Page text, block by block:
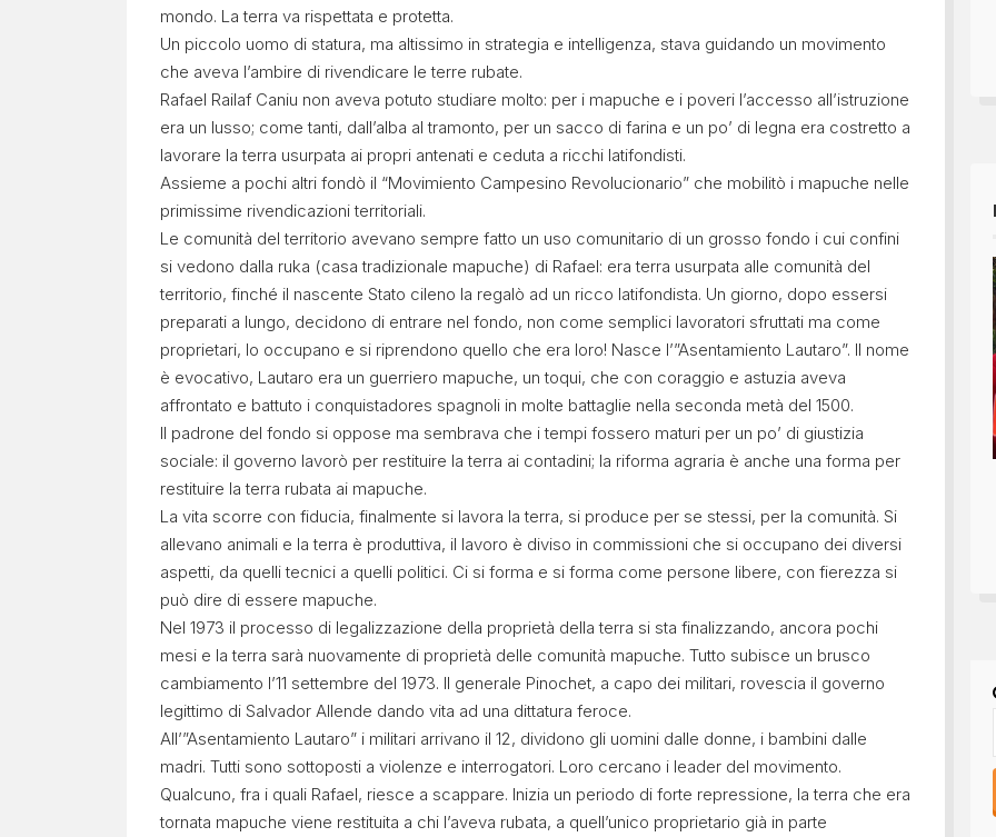
mondo. La terra va rispettata e protetta.
Un piccolo uomo di statura, ma altissimo in strategia e intelligenza, stava guidando un movimento
che aveva l’ambire di rivendicare le terre rubate.
Rafael Railaf Caniu non aveva potuto studiare molto: per i mapuche e i poveri l’accesso all’istruzione
era un lusso; come tanti, dall’alba al tramonto, per un sacco di farina e un po’ di legna era costretto a
lavorare la terra usurpata ai propri antenati e ceduta a ricchi latifondisti.
Assieme a pochi altri fondò il “Movimiento Campesino Revolucionario” che mobilitò i mapuche nelle
primissime rivendicazioni territoriali.
Le comunità del territorio avevano sempre fatto un uso comunitario di un grosso fondo i cui confini
si vedono dalla ruka (casa tradizionale mapuche) di Rafael: era terra usurpata alle comunità del
territorio, finché il nascente Stato cileno la regalò ad un ricco latifondista. Un giorno, dopo essersi
preparati a lungo, decidono di entrare nel fondo, non come semplici lavoratori sfruttati ma come
proprietari, lo occupano e si riprendono quello che era loro! Nasce l’”Asentamiento Lautaro”. Il nome
è evocativo, Lautaro era un guerriero mapuche, un toqui, che con coraggio e astuzia aveva
affrontato e battuto i conquistadores spagnoli in molte battaglie nella seconda metà del 1500.
Il padrone del fondo si oppose ma sembrava che i tempi fossero maturi per un po’ di giustizia
sociale: il governo lavorò per restituire la terra ai contadini; la riforma agraria è anche una forma per
restituire la terra rubata ai mapuche.
La vita scorre con fiducia, finalmente si lavora la terra, si produce per se stessi, per la comunità. Si
allevano animali e la terra è produttiva, il lavoro è diviso in commissioni che si occupano dei diversi
aspetti, da quelli tecnici a quelli politici. Ci si forma e si forma come persone libere, con fierezza si
può dire di essere mapuche.
Nel 1973 il processo di legalizzazione della proprietà della terra si sta finalizzando, ancora pochi
mesi e la terra sarà nuovamente di proprietà delle comunità mapuche. Tutto subisce un brusco
cambiamento l’11 settembre del 1973. Il generale Pinochet, a capo dei militari, rovescia il governo
legittimo di Salvador Allende dando vita ad una dittatura feroce.
All’”Asentamiento Lautaro” i militari arrivano il 12, dividono gli uomini dalle donne, i bambini dalle
madri. Tutti sono sottoposti a violenze e interrogatori. Loro cercano i leader del movimento.
Qualcuno, fra i quali Rafael, riesce a scappare. Inizia un periodo di forte repressione, la terra che era
tornata mapuche viene restituita a chi l’aveva rubata, a quell’unico proprietario già in parte